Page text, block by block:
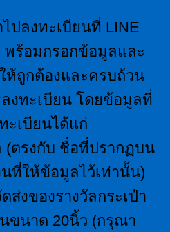
ปลงทะเบียนที่ LINE
พร้อมกรอกข้อมูลและ
ห้ถูกต้องและครบถ้วน
งทะเบียน โดยข้อมูลที่
ะเบียนได้แก่
(ตรงกับ ชื่อที่ปรากฏบน
นที่ให้ข้อมูลไว้เท่านั้น)
ส่งของรางวัลกระเป๋า
ขนาด 20นิ้ว (กรุณา